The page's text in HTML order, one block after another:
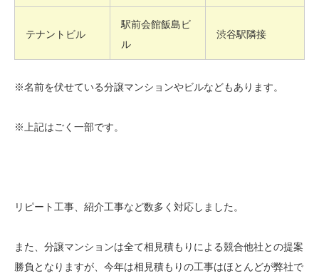
テナントビル
駅前会館飯島ビ
ル
渋谷駅隣接
※名前を伏せている分譲マンションやビルなどもあります。
※上記はごく一部です。
リピート工事、紹介工事など数多く対応しました。
また、分譲マンションは全て相見積もりによる競合他社との提案
勝負となりますが、今年は相見積もりの工事はほとんどが弊社で